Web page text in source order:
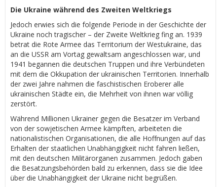
Die Ukraine während des Zweiten Weltkriegs
Jedoch erwies sich die folgende Periode in der Geschichte der
Ukraine noch tragischer – der Zweite Weltkrieg fing an. 1939
betrat die Rote Armee das Territorium der Westukraine, das
an die USSR am Vortag gewaltsam angeschlossen war, und
1941 begannen die deutschen Truppen und ihre Verbündeten
mit dem die Okkupation der ukrainischen Territorien. Innerhalb
der zwei Jahre nahmen die faschistischen Eroberer alle
ukrainischen Städte ein, die Mehrheit von ihnen war völlig
zerstört.
Während Millionen Ukrainer gegen die Besatzer im Verband
von der sowjetischen Armee kämpften, arbeiteten die
nationalistischen Organisationen, die alle Hoffnungen auf das
Erhalten der staatlichen Unabhängigkeit nicht fahren ließen,
mit den deutschen Militärorganen zusammen. Jedoch gaben
die Besatzungsbehörden bald zu erkennen, dass sie die Idee
über die Unabhängigkeit der Ukraine nicht begrüßen.